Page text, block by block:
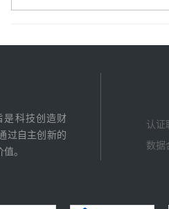
是科技创造财
过自主创新的
。
认证
数据